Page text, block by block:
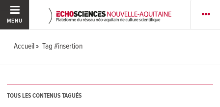
MENU
Accueil Tag #insertion
TOUS LES CONTENUS TAGUÉS